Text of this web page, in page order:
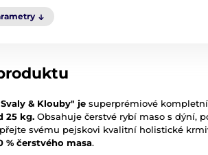
& Klouby" je superprémiové
25 kg. Obsahuje čerstvé rybí maso s dýní,
svému pejskovi kvalitní holistické
% čerstvého masa.